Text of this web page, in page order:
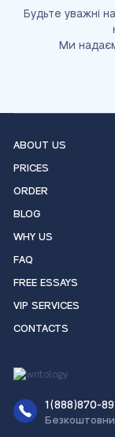
Будьте уважні
Ми
ABOUT US
PRICES
ORDER
BLOG
WHY US
FAQ
FREE ESSAYS
VIP SERVICES
CONTACTS
1(888)870-